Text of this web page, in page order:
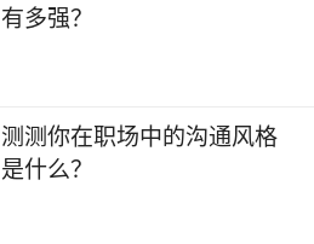
有多强？
​测测你在职场中的沟通风格
是什么？